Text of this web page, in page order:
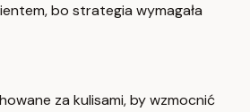
bo strategia wymagała
za kulisami, by wzmocnić